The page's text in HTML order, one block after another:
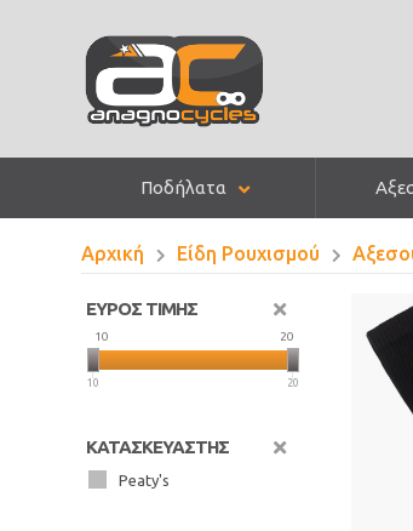
Ποδήλατα
Αρχική Είδη Ρουχισμού
ΕΥΡΟΣ ΤΙΜΗΣ
10 20
10 20
ΚΑΤΑΣΚΕΥΑΣΤΗΣ
Peaty's